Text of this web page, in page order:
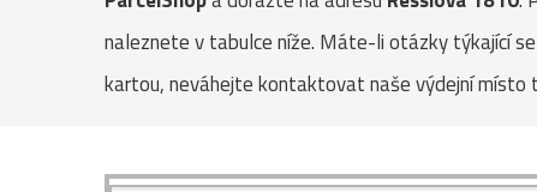
naleznete v tabulce níže. Máte-li otázky týkající
kartou, neváhejte kontaktovat naše výdejní místo